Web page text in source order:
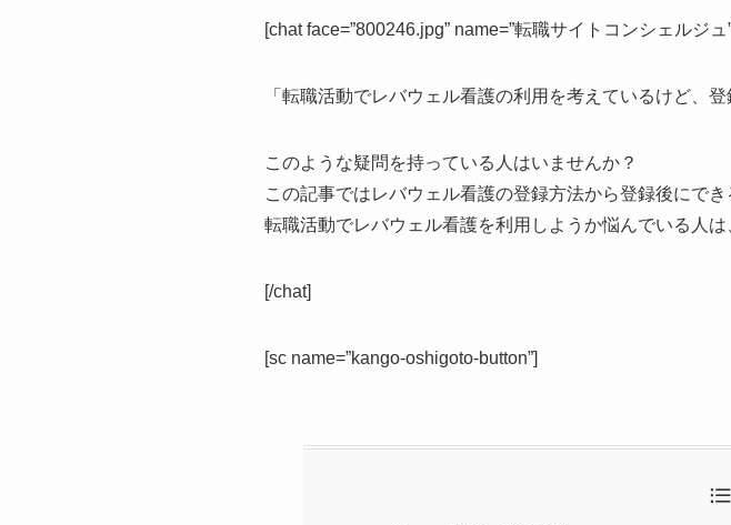
[chat face=”800246.jpg” name=”転職サイトコンシェルジュ
「転職活動でレバウェル看護の利用を考えているけど、登
このような疑問を持っている人はいませんか？
この記事ではレバウェル看護の登録方法から登録後にでき
転職活動でレバウェル看護を利用しようか悩んでいる人は
[/chat]
[sc name=”kango-oshigoto-button”]